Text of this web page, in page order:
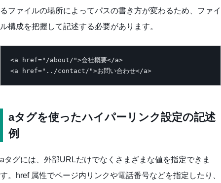
るファイルの場所によってパスの書き方が変わるため、ファイ
ル構成を把握して記述する必要があります。
<a href="/about/">会社概要</a>
<a href="../contact/">お問い合わせ</a>
aタグを使ったハイパーリンク設定の記述
例
aタグには、外部URLだけでなくさまざまな値を指定できま
す。href 属性でページ内リンクや電話番号などを指定したり、